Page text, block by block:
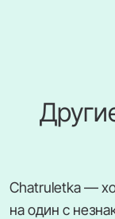
Chatruletka —
на один с